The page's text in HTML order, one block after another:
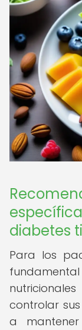
diabetes
Para los
controlar
a